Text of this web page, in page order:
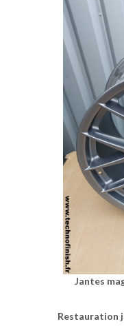
Jantes
Restauration